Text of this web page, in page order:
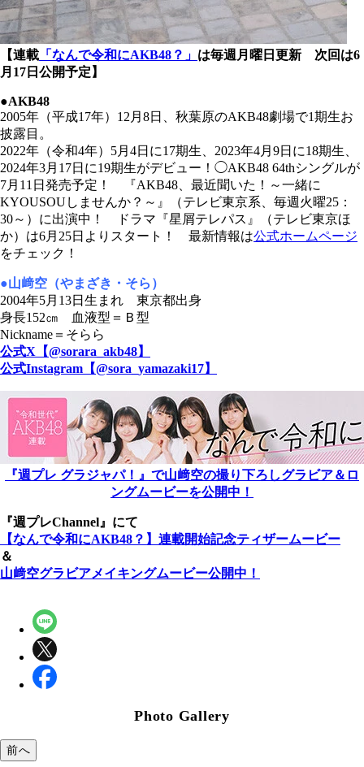
【連載 「なんで令和にAKB48？」 は毎週月曜日更新 次回は6
月17日公開予定】
●AKB48
2005年（平成17年）12月8日、秋葉原のAKB48劇場で1期生お
披露目。
2022年（令和4年）5月4日に17期生、2023年4月9日に18期生、
2024年3月17日に19期生がデビュー！◯AKB48 64thシングルが
7月11日発売予定！ 『AKB48、最近聞いた！～一緒に
KYOUSOUしませんか？～』（テレビ東京系、毎週火曜25：
30～）に出演中！ ドラマ『星屑テレパス』（テレビ東京ほ
か）は6月25日よりスタート！ 最新情報は公式ホームページ
をチェック！
●山﨑空（やまざき・そら）
2004年5月13日生まれ 東京都出身
身長152㎝ 血液型＝Ｂ型
Nickname＝そらら
公式X【@sorara_akb48】
公式Instagram【@sora_yamazaki17】
『週プレ グラジャパ！』で山﨑空の撮り下ろしグラビア＆ロ
ングムービーを公開中！
『週プレChannel』にて
【なんで令和にAKB48？】連載開始記念ティザームービー
＆
山﨑空グラビアメイキングムービー公開中！
Photo Gallery
前へ